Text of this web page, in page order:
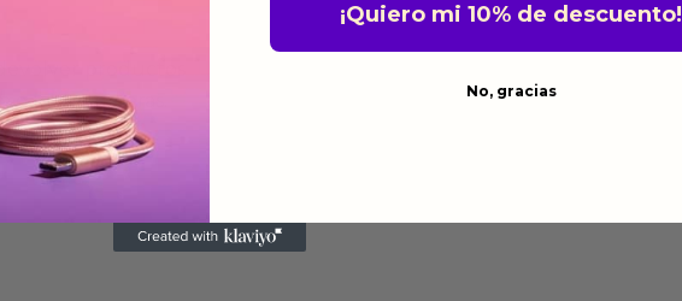
productos
no los quieras.
¡Quiero mi 10% de descuento!
No, gracias